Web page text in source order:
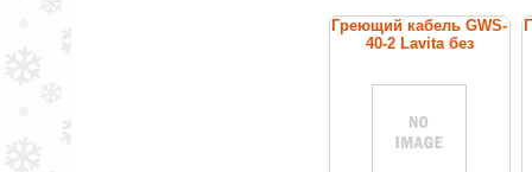
Греющий кабель GWS-
40-2 Lavita без